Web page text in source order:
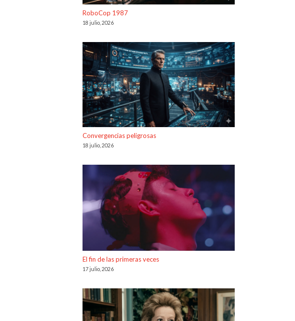
RoboCop 1987
18 julio, 2026
Convergencias peligrosas
18 julio, 2026
El fin de las primeras veces
17 julio, 2026